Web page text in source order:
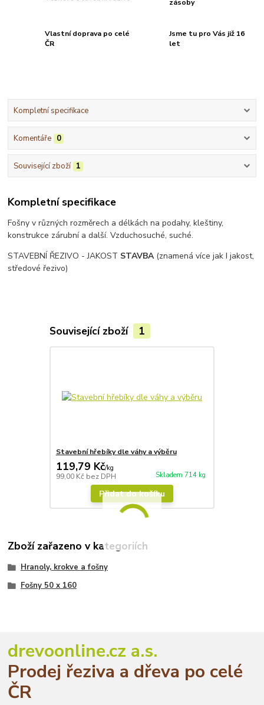
zásoby
Vlastní doprava po celé
ČR
Jsme tu pro Vás již 16
let
Kompletní specifikace
Komentáře 0
Související zboží 1
Kompletní specifikace
Fošny v různých rozměrech a délkách na podahy, kleštiny,
konstrukce zárubní a další. Vzduchosuché, suché.
STAVEBNÍ ŘEZIVO - JAKOST STAVBA (znamená více jak I jakost,
středové řezivo)
Související zboží 1
Stavební hřebíky dle váhy a výběru
119,79 Kč/kg
99,00 Kč bez DPH Skladem 714 kg
Přidat do košíku
Zboží zařazeno v kategoriích
Hranoly, krokve a fošny
Fošny 50 x 160
drevoonline.cz a.s.
Prodej řeziva a dřeva po celé
ČR